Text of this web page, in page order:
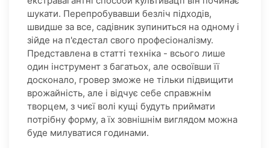
шукати. Перепробувавши безліч підходів,
швидше за все, садівник зупиниться на одному і
зійде на п'єдестал свого професіоналізму.
Представлена в статті техніка - всього лише
один інструмент з багатьох, але освоївши її
досконало, гровер зможе не тільки підвищити
врожайність, але і відчує себе справжнім
творцем, з чиєї волі кущі будуть приймати
потрібну форму, а їх зовнішнім виглядом можна
буде милуватися годинами.